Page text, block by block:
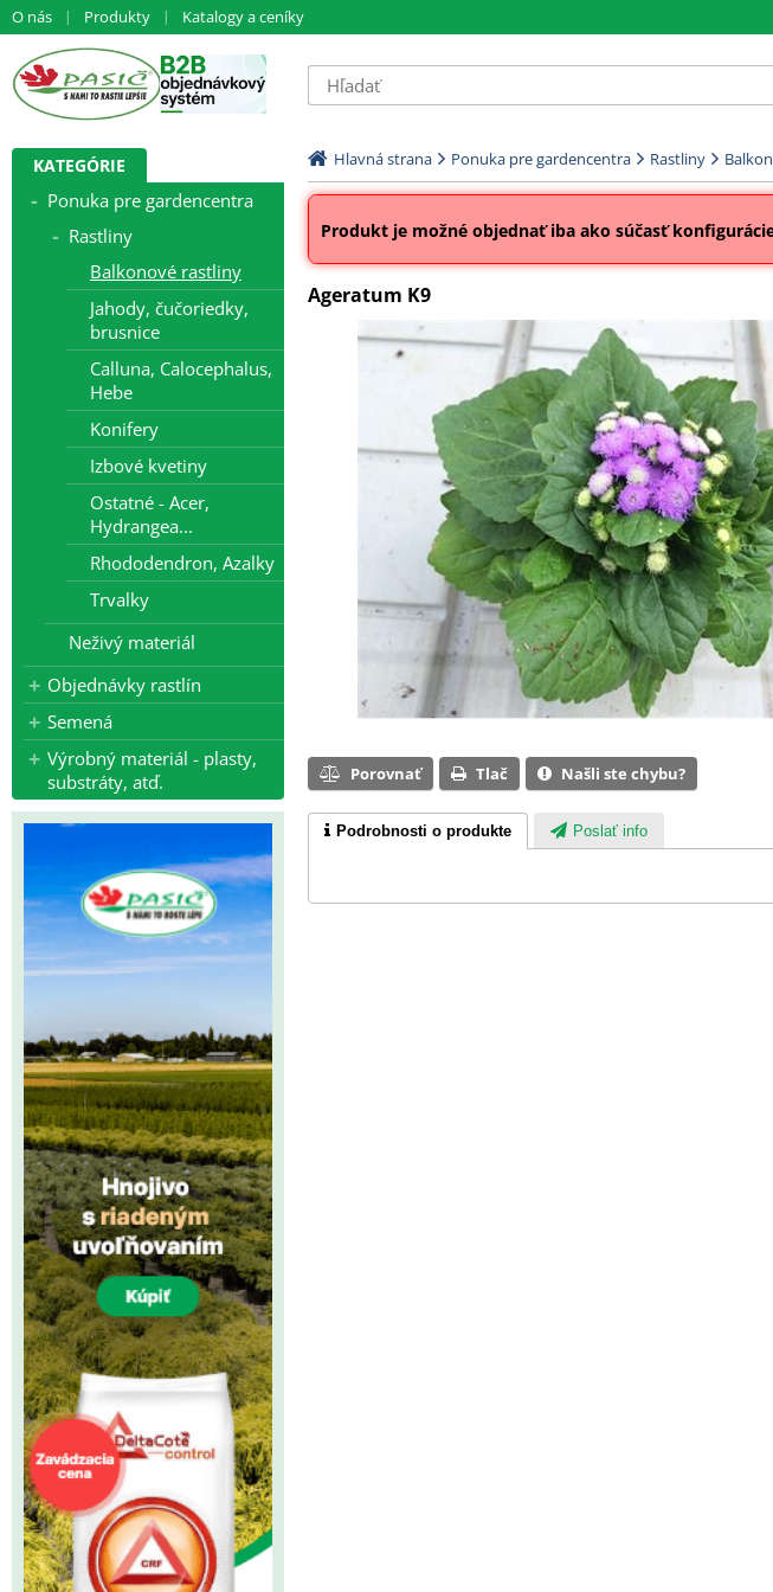
O nás Produkty Katalogy a ceníky
KATEGÓRIE
Ponuka pre gardencentra
Rastliny
Balkonové rastliny
Jahody, čučoriedky,
brusnice
Calluna, Calocephalus,
Hebe
Konifery
Izbové kvetiny
Ostatné - Acer,
Hydrangea...
Rhododendron, Azalky
Trvalky
Neživý materiál
Objednávky rastlín
Semená
Výrobný materiál - plasty,
substráty, atď.
Hlavná strana Ponuka pre gardencentra Rastliny
Produkt je možné objednať iba ako súčasť
Ageratum K9
Porovnať Tlač Našli ste chybu?
Podrobnosti o produkte Poslať info